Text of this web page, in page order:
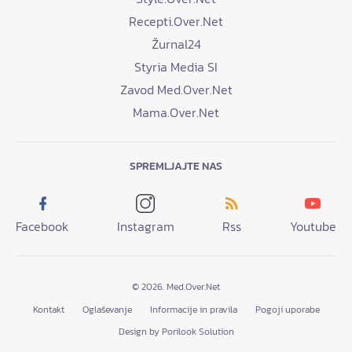
Recepti.Over.Net
Žurnal24
Styria Media SI
Zavod Med.Over.Net
Mama.Over.Net
SPREMLJAJTE NAS
Facebook Instagram Rss Youtube
© 2026. Med.Over.Net
Kontakt
Oglaševanje Informacije in pravila
Pogoji uporabe
Design by Porilook Solution